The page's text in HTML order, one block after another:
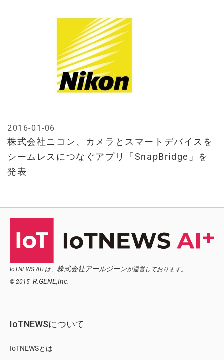
株式会社ニコン、カメラとスマートデバイスを
シームレスにつなぐアプリ「SnapBridge」を
発表
2016-01-06
IoTNEWS AI+は、 株式会社アールジーンが運営しております。
© 2015- R.GENE,Inc.
IoTNEWSについて
IoTNEWSとは